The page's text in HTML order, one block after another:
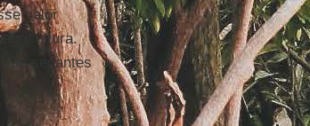
valor
secantes